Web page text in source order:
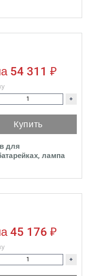
для
лампа
54 311 ₽
+
Купить
45 176 ₽
+